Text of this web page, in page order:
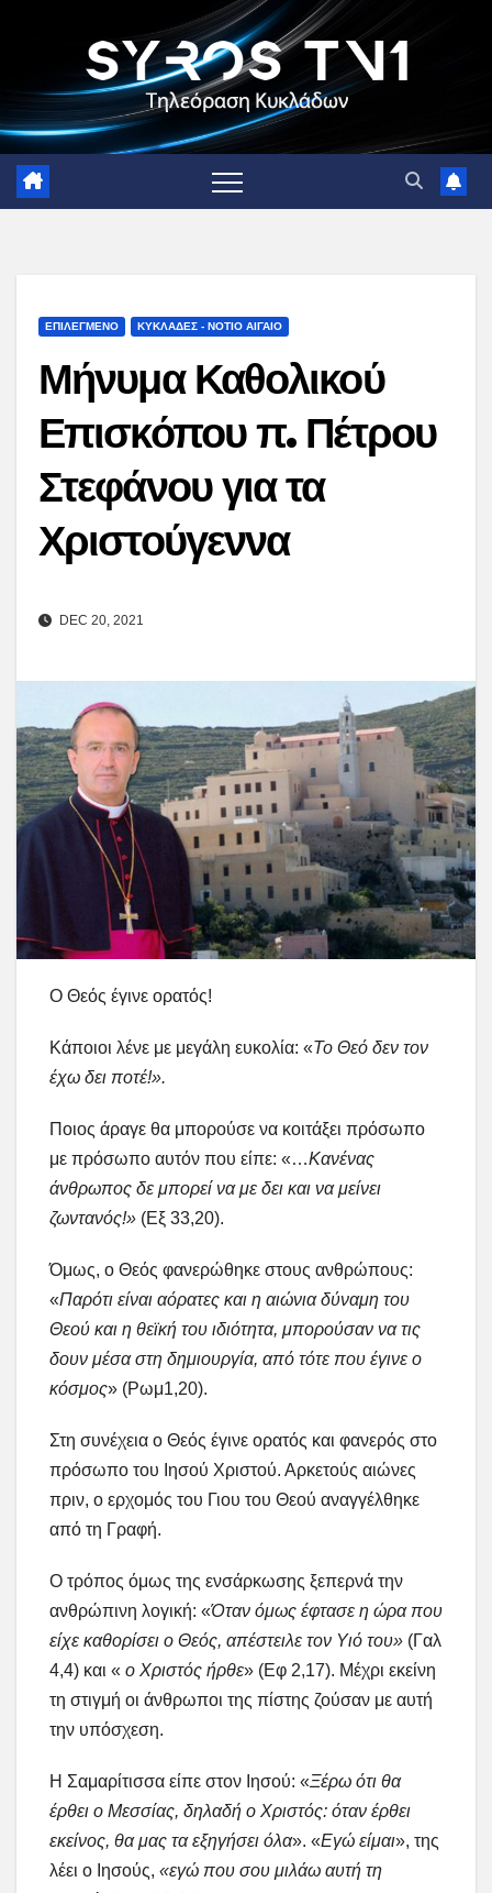
ΕΠΙΛΕΓΜΕΝΟ ΚΥΚΛΑΔΕΣ - ΝΟΤΙΟ ΑΙΓΑΙΟ
Μήνυμα Καθολικού
Επισκόπου π. Πέτρου
Στεφάνου για τα
Χριστούγεννα
DEC 20, 2021
Ο Θεός έγινε ορατός!
Κάποιοι λένε με μεγάλη ευκολία: «Το Θεό δεν τον
έχω δει ποτέ!».
Ποιος άραγε θα μπορούσε να κοιτάξει πρόσωπο
με πρόσωπο αυτόν που είπε: «…Κανένας
άνθρωπος δε μπορεί να με δει και να μείνει
ζωντανός!» (Εξ 33,20).
Όμως, ο Θεός φανερώθηκε στους ανθρώπους:
«Παρότι είναι αόρατες και η αιώνια δύναμη του
Θεού και η θεϊκή του ιδιότητα, μπορούσαν να τις
δουν μέσα στη δημιουργία, από τότε που έγινε ο
κόσμος» (Ρωμ1,20).
Στη συνέχεια ο Θεός έγινε ορατός και φανερός στο
πρόσωπο του Ιησού Χριστού. Αρκετούς αιώνες
πριν, ο ερχομός του Γιου του Θεού αναγγέλθηκε
από τη Γραφή.
Ο τρόπος όμως της ενσάρκωσης ξεπερνά την
ανθρώπινη λογική: «Όταν όμως έφτασε η ώρα που
είχε καθορίσει ο Θεός, απέστειλε τον Υιό του» (Γαλ
4,4) και « ο Χριστός ήρθε» (Εφ 2,17). Μέχρι εκείνη
τη στιγμή οι άνθρωποι της πίστης ζούσαν με αυτή
την υπόσχεση.
Η Σαμαρίτισσα είπε στον Ιησού: «Ξέρω ότι θα
έρθει ο Μεσσίας, δηλαδή ο Χριστός: όταν έρθει
εκείνος, θα μας τα εξηγήσει όλα». «Εγώ είμαι», της
λέει ο Ιησούς, «εγώ που σου μιλάω αυτή τη